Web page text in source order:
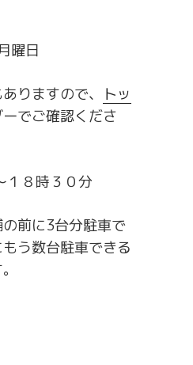
曜日
りますので、
トッ
でご確認くださ
１８時３０分
の前に3台分駐車で
う数台駐車できる